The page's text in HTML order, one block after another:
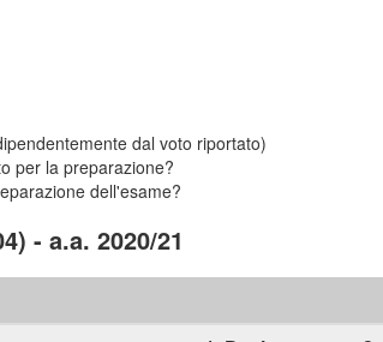
dal voto riportato)
per la preparazione?
dell'esame?
- a.a. 2020/21